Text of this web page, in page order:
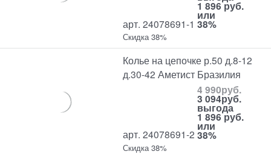
арт. 24078691-1
1 896 руб.
или
38%
Скидка 38%
Колье на цепочке р.50 д.8-12
д.30-42 Аметист Бразилия
арт. 24078691-2
4 990руб.
3 094руб.
выгода
1 896 руб.
или
38%
Скидка 38%